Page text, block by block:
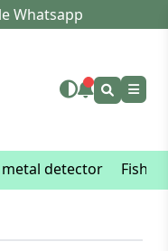
Whatsapp
detector Fisher